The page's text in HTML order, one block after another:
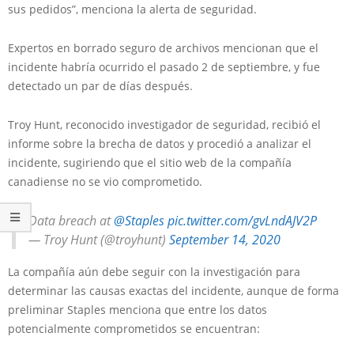
sus pedidos”, menciona la alerta de seguridad.
Expertos en borrado seguro de archivos mencionan que el
incidente habría ocurrido el pasado 2 de septiembre, y fue
detectado un par de días después.
Troy Hunt, reconocido investigador de seguridad, recibió el
informe sobre la brecha de datos y procedió a analizar el
incidente, sugiriendo que el sitio web de la compañía
canadiense no se vio comprometido.
Data breach at@Staplespic.twitter.com/gvLndAJV2P
— Troy Hunt (@troyhunt) September 14, 2020
La compañía aún debe seguir con la investigación para
determinar las causas exactas del incidente, aunque de forma
preliminar Staples menciona que entre los datos
potencialmente comprometidos se encuentran: